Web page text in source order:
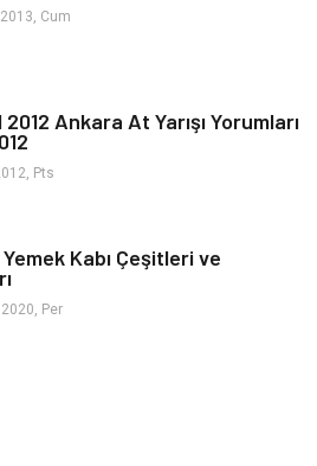
Cum
2012 Ankara At Yarışı Yorumları
Pts
Kabı Çeşitleri ve
Per